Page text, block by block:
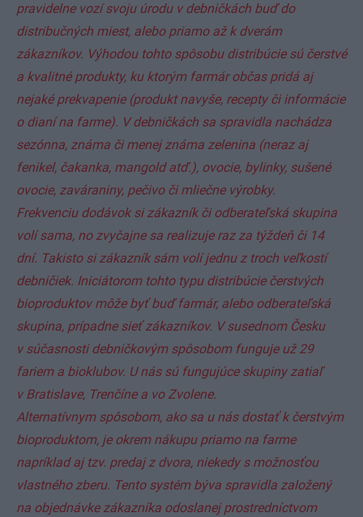
pravidelne vozí svoju úrodu v debničkách buď do
distribučných miest, alebo priamo až k dverám
zákazníkov. Výhodou tohto spôsobu distribúcie sú čerstvé
a kvalitné produkty, ku ktorým farmár občas pridá aj
nejaké prekvapenie (produkt navyše, recepty či informácie
o dianí na farme). V debničkách sa spravidla nachádza
sezónna, známa či menej známa zelenina (neraz aj
fenikel, čakanka, mangold atď.), ovocie, bylinky, sušené
ovocie, zaváraniny, pečivo či mliečne výrobky.
Frekvenciu dodávok si zákazník či odberateľská skupina
volí sama, no zvyčajne sa realizuje raz za týždeň či 14
dní. Takisto si zákazník sám volí jednu z troch veľkostí
debničiek. Iniciátorom tohto typu distribúcie čerstvých
bioproduktov môže byť buď farmár, alebo odberateľská
skupina, prípadne sieť zákazníkov. V susednom Česku
v súčasnosti debničkovým spôsobom funguje už 29
fariem a bioklubov. U nás sú fungujúce skupiny zatiaľ
v Bratislave, Trenčíne a vo Zvolene.
Alternatívnym spôsobom, ako sa u nás dostať k čerstvým
bioproduktom, je okrem nákupu priamo na farme
napríklad aj tzv. predaj z dvora, niekedy s možnosťou
vlastného zberu. Tento systém býva spravidla založený
na objednávke zákazníka odoslanej prostredníctvom